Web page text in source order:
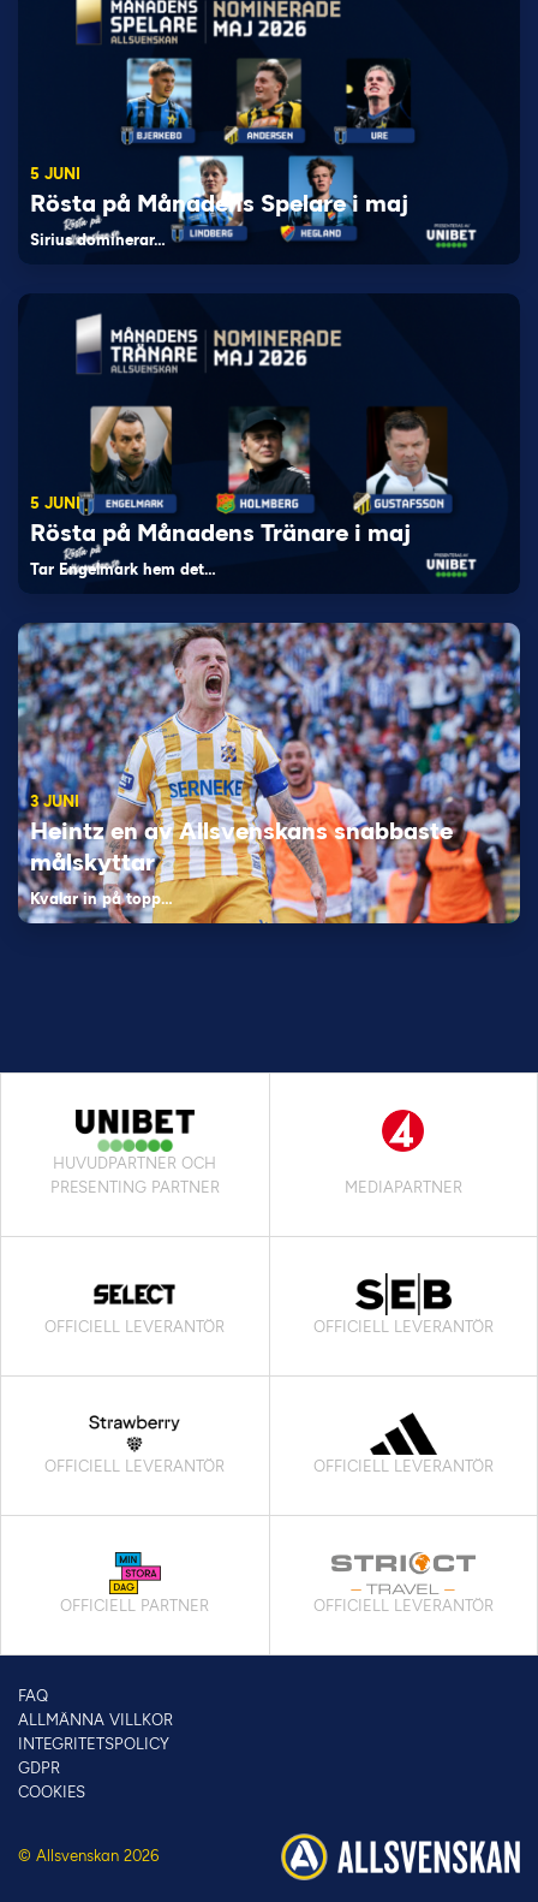
5 JUNI
Rösta på Månadens Spelare i maj
Sirius dominerar…
5 JUNI
Rösta på Månadens Tränare i maj
Tar Engelmark hem det…
3 JUNI
Heintz en av Allsvenskans snabbaste
målskyttar
Kvalar in på topp…
HUVUDPARTNER OCH
PRESENTING PARTNER
MEDIAPARTNER
OFFICIELL LEVERANTÖR OFFICIELL LEVERANTÖR
OFFICIELL LEVERANTÖR OFFICIELL LEVERANTÖR
OFFICIELL PARTNER OFFICIELL LEVERANTÖR
© Allsvenskan 2026
FAQ
ALLMÄNNA VILLKOR
INTEGRITETSPOLICY
GDPR
COOKIES